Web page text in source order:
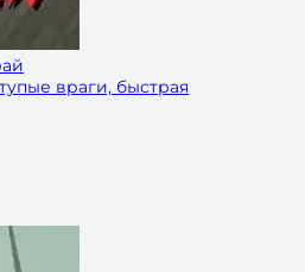
враги, быстрая